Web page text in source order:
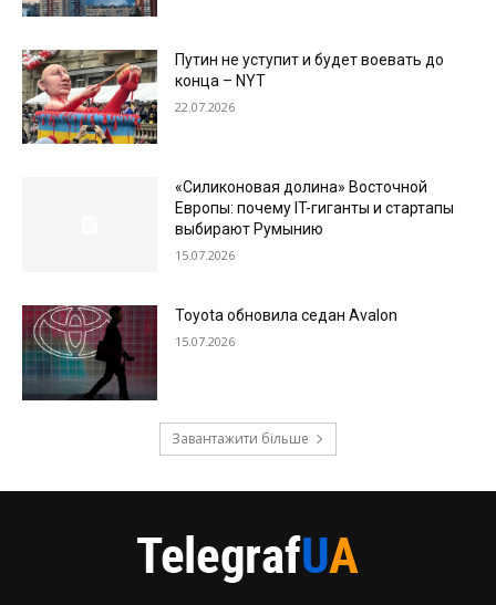
Путин не уступит и будет воевать до
конца – NYT
22.07.2026
«Силиконовая долина» Восточной
Европы: почему IT-гиганты и стартапы
выбирают Румынию
15.07.2026
Toyota обновила седан Avalon
15.07.2026
Завантажити більше